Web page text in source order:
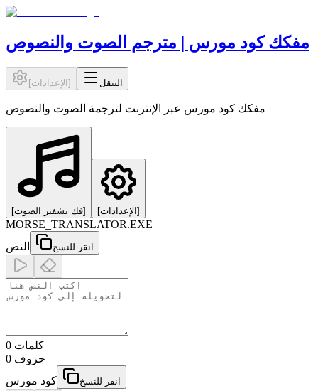
مفكك كود مورس | مترجم الصوت والنصوص
[الإعدادات ] التنقل
مفكك كود مورس عبر الإنترنت لترجمة الصوت والنصوص
[فك تشفير الصوت] [الإعدادات ]
MORSE_TRANSLATOR.EXE
النص
انقر للنسخ
0 كلمات
0 حروف
كود مورس
انقر للنسخ